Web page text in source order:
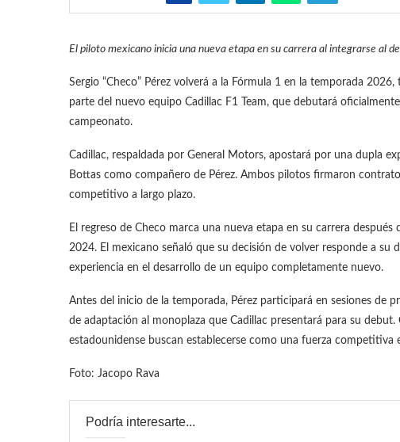
El piloto mexicano inicia una nueva etapa en su carrera al integrarse al
Sergio “Checo” Pérez volverá a la Fórmula 1 en la temporada
parte del nuevo equipo Cadillac F1 Team, que debutará
campeonato.
Cadillac, respaldada por General Motors, apostará por una dupla
Bottas como compañero de Pérez. Ambos pilotos firmaron
competitivo a largo plazo.
El regreso de Checo marca una nueva etapa en su carrera
2024. El mexicano señaló que su decisión de volver responde a
experiencia en el desarrollo de un equipo completamente nuevo.
Antes del inicio de la temporada, Pérez participará en sesiones de
de adaptación al monoplaza que Cadillac presentará para su
estadounidense buscan establecerse como una fuerza competitiva
Foto: Jacopo Rava
Podría interesarte...